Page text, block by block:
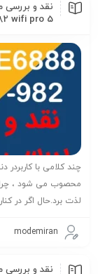
wifi pro 5
چند کلامی با
محصوب می شود ، چرا
لذت برد.حال اگر در
modemiran